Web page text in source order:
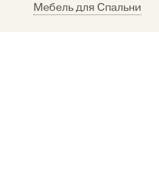
Мебель для Спальни